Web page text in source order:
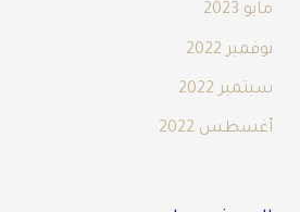
مايو 2023
نوفمبر 2022
سبتمبر 2022
أغسطس 2022